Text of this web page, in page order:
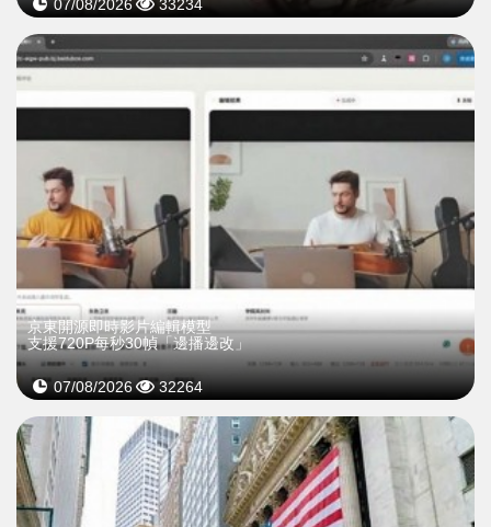
07/08/2026 33234
京東開源即時影片編輯模型
支援720P每秒30幀「邊播邊改」
07/08/2026 32264